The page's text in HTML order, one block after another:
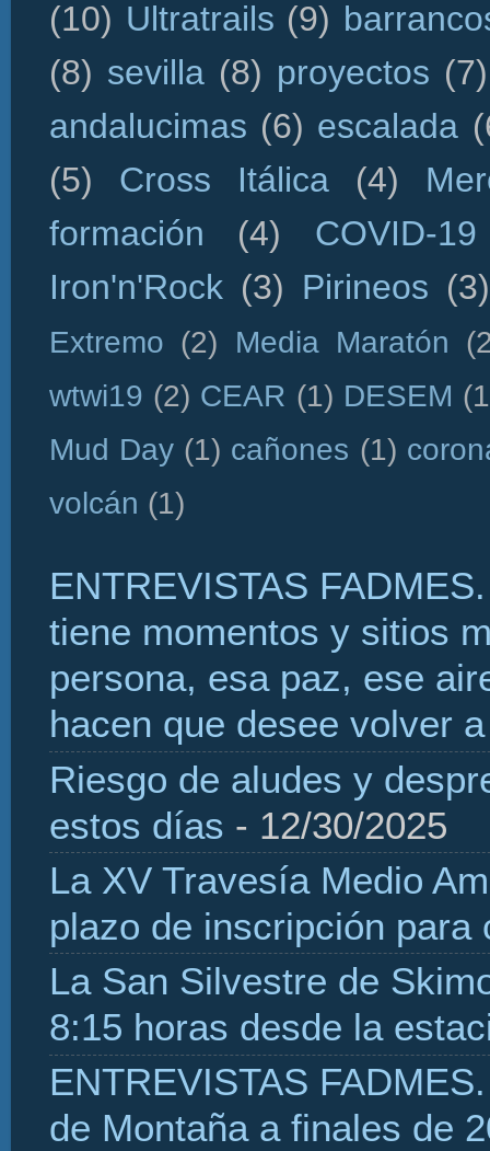
(10) Ultratrails (9)
(8) sevilla (8) proyectos (7)
andalucimas (6) escalada
(5)
Cross Itálica (4)
formación
(4)
COVID-19
Iron'n'Rock (3) Pirineos (3)
Extremo (2) Media Maratón
wtwi19 (2) CEAR (1) DESEM
Mud Day (1) cañones (1)
volcán (1)
ENTREVISTAS
tiene momentos y sitios
persona, esa paz, ese
hacen que desee volver
Riesgo de aludes y
estos días - 12/30/2025
La XV Travesía Medio
plazo de inscripción para
La San Silvestre de
8:15 horas desde la
ENTREVISTAS
de Montaña a finales de